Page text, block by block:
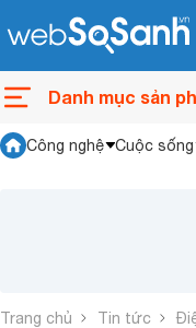
Danh mục sản
Công nghệ Cuộc sống
Trang chủ Tin tức